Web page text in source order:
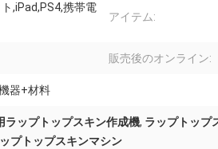
,iPad,PS4,携帯電
アイテム:
販売後のオンライン:
器+材料
ラップトップスキン作成機, ラップトップ
プトップスキンマシン